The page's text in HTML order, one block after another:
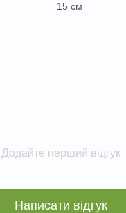
15 см
Додайте перший відгук
Написати відгук